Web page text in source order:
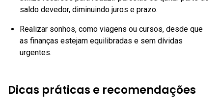
saldo devedor, diminuindo juros e prazo.
Realizar sonhos, como viagens ou cursos, desde que
as finanças estejam equilibradas e sem dívidas
urgentes.
Dicas práticas e recomendações